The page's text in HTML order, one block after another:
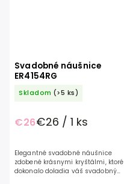
Svadobné náušnice
ER4154RG
Skladom (>5 ks)
€26€26 / 1 ks
Elegantné svadobné náušnice
zdobené krásnymi kryštálmi, ktoré
dokonalo doladia váš svadobný